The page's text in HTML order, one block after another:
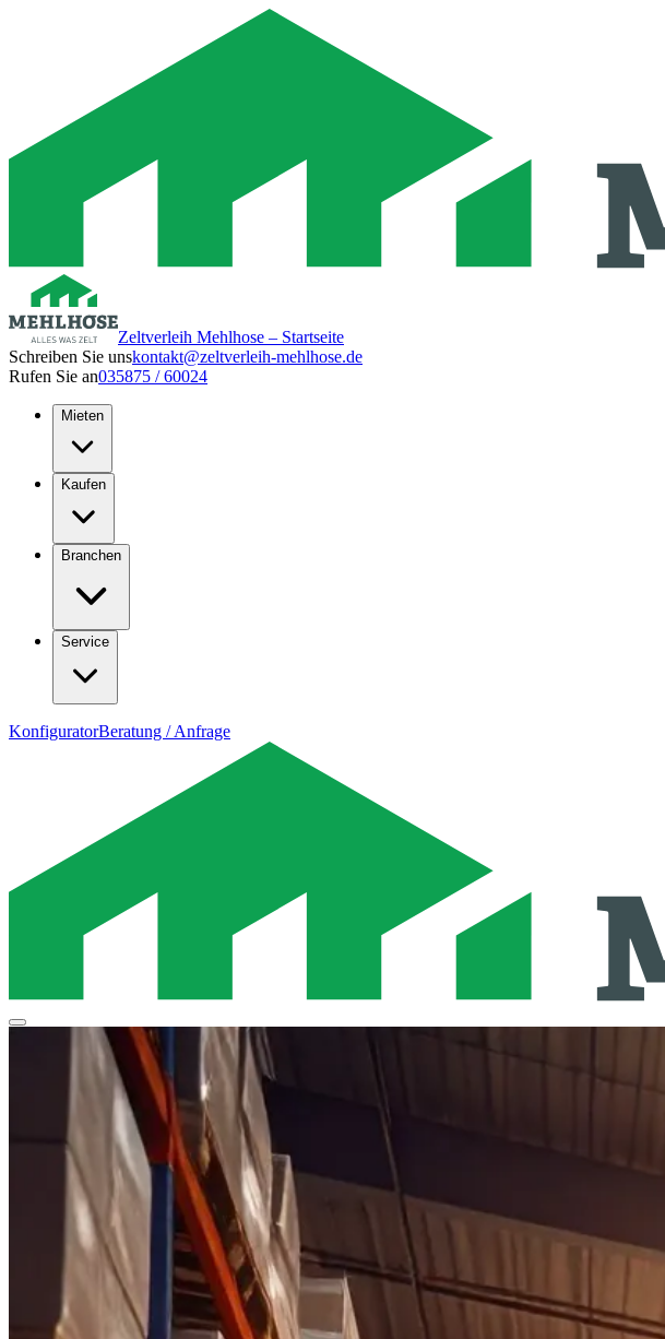
Zeltverleih Mehlhose – Startseite
Schreiben Sie unskontakt@zeltverleih-mehlhose.de
Rufen Sie an035875 / 60024
Mieten
Kaufen
Branchen
Service
KonfiguratorBeratung / Anfrage